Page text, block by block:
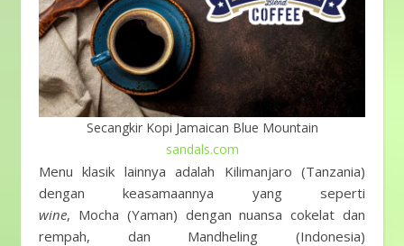
Secangkir Kopi Jamaican Blue Mountain
sandals.com
Menu klasik lainnya adalah Kilimanjaro (Tanzania)
dengan keasamaannya yang seperti
wine, Mocha (Yaman) dengan nuansa cokelat dan
rempah, dan Mandheling (Indonesia)